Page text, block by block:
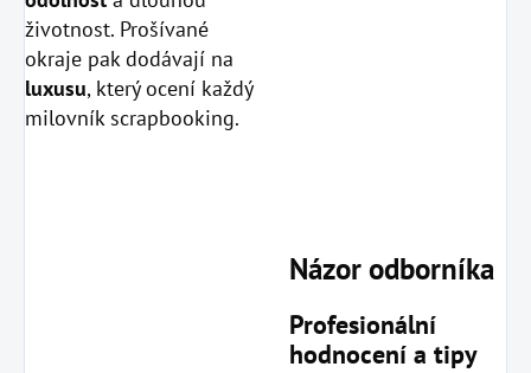
životnost. Prošívané
okraje pak dodávají na
luxusu, který ocení každý
milovník scrapbooking.
Názor odborníka
Profesionální
hodnocení a tipy